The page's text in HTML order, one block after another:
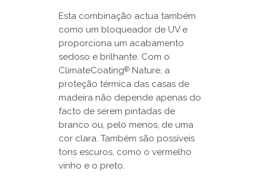
Esta combinação actua também
como um bloqueador de UV e
proporciona um acabamento
sedoso e brilhante. Com o
ClimateCoating® Nature, a
proteção térmica das casas de
madeira não depende apenas do
facto de serem pintadas de
branco ou, pelo menos, de uma
cor clara. Também são possíveis
tons escuros, como o vermelho
vinho e o preto.